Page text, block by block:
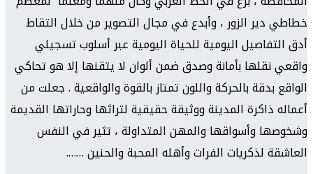
خطاطي دير الزور ، وأبدع في مجال التصوير من خلال التقاط
أدق التفاصيل اليومية للحياة اليومية عبر أسلوب تسجيلي
واقعي نقلها بأمانة وصدق ضمن ألوان لا يتقنها إلا هو تحاكي
الواقع بدقة بالحركة واللون تمتاز بالقوة والواقعية . جعلت من
أعماله ذاكرة المدينة ووثيقة حقيقية لتراثها وحاراتها القديمة
وشخوصها وأسواقها والمهن المتداولة ، تثير في النفس
العاشقة لذكريات الفرات وأهله المحبة والحنين …….